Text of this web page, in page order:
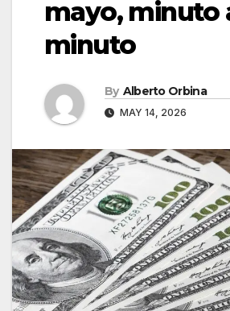
mayo, minuto
minuto
By Alberto Orbina
MAY 14, 2026